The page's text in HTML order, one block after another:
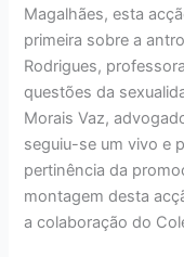
Magalhães, esta
primeira sobre a
Rodrigues,
questões da
Morais Vaz,
seguiu-se um vivo e
pertinência da
montagem desta
a colaboração do